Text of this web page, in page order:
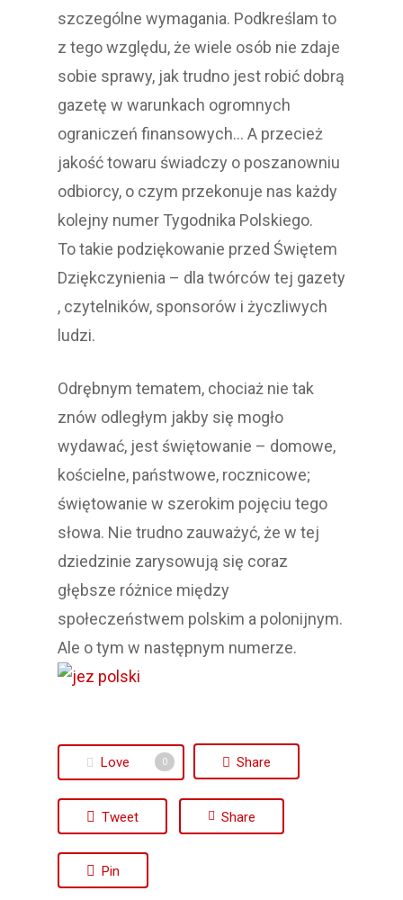
szczególne wymagania. Podkreślam to
z tego względu, że wiele osób nie zdaje
sobie sprawy, jak trudno jest robić dobrą
gazetę w warunkach ogromnych
ograniczeń finansowych… A przecież
jakość towaru świadczy o poszanowniu
odbiorcy, o czym przekonuje nas każdy
kolejny numer Tygodnika Polskiego.
To takie podziękowanie przed Świętem
Dziękczynienia – dla twórców tej gazety
, czytelników, sponsorów i życzliwych
ludzi.
Odrębnym tematem, chociaż nie tak
znów odległym jakby się mogło
wydawać, jest świętowanie – domowe,
kościelne, państwowe, rocznicowe;
świętowanie w szerokim pojęciu tego
słowa. Nie trudno zauważyć, że w tej
dziedzinie zarysowują się coraz
głębsze różnice między
społeczeństwem polskim a polonijnym.
Ale o tym w następnym numerze.
Love 0 Share
Tweet Share
Pin